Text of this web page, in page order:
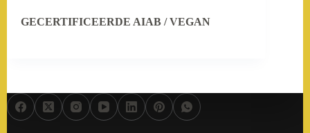
GECERTIFICEERDE AIAB / VEGAN